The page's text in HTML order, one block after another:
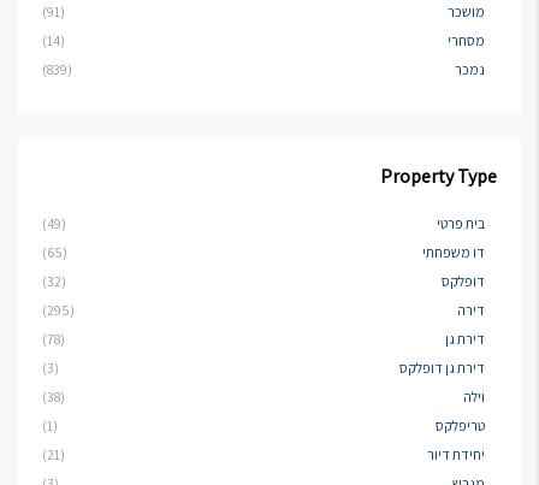
מושכר
(91)
מסחרי
(14)
נמכר
(839)
Property Type
בית פרטי
(49)
דו משפחתי
(65)
דופלקס
(32)
דירה
(295)
דירת גן
(78)
דירת גן דופלקס
(3)
וילה
(38)
טריפלקס
(1)
יחידת דיור
(21)